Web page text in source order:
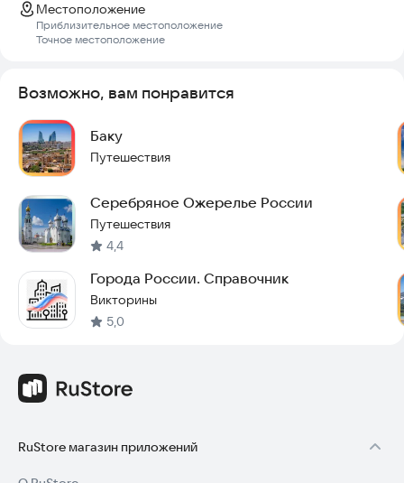
Местоположение
Приблизительное местоположение
Точное местоположение
Возможно, вам понравится
Баку
Путешествия
Серебряное Ожерелье России
Путешествия
4,4
Города России. Справочник
Викторины
5,0
RuStore магазин приложений